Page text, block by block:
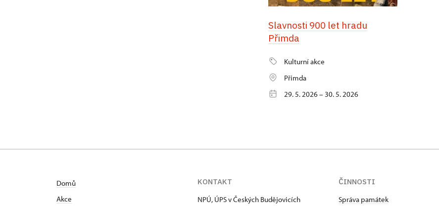
Slavnosti 900 let hradu
Přimda
Kulturní akce
Přimda
29. 5. 2026 – 30. 5. 2026
Domů
Akce
KONTAKT
NPÚ, ÚPS v Českých Budějovicích
ČINNOSTI
Správa památek